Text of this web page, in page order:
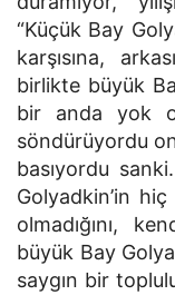
“Küçük Bay
karşısına,
birlikte büyük
bir anda yok
söndürüyordu
basıyordu
Golyadkin’in
olmadığını,
büyük Bay
saygın bir